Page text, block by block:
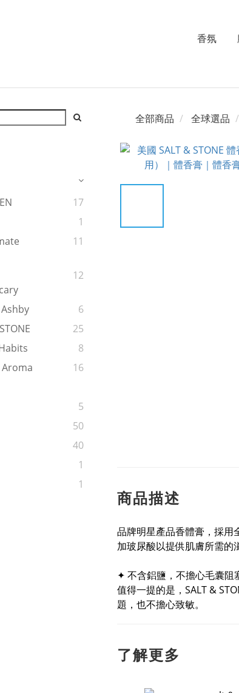
香氛
17
1
11
12
6
25
8
16
5
50
40
1
1
全部商品 全球選品
商品描述
品牌明星產品香體膏，採用
加玻尿酸以提供肌膚所需的
✦ 不含鋁鹽，不擔心毛囊阻
值得一提的是，SALT &
題，也不擔心致敏。
了解更多